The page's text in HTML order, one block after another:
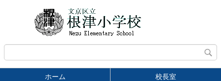
ホーム 校長室